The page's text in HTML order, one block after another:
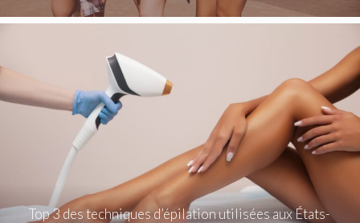
Top 3 des techniques d’épilation utilisées aux États-